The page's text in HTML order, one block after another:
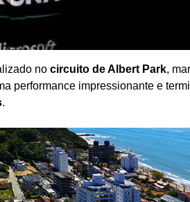
no circuito de Albert Park,
performance impressionante e
.